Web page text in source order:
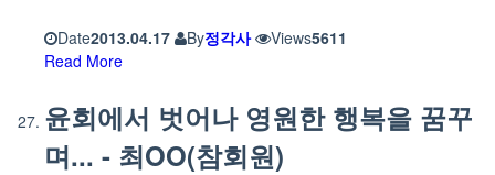
Date2013.04.17 By정각사 Views5611
Read More
윤회에서 벗어나 영원한 행복을 꿈꾸
며... - 최OO(참회원)